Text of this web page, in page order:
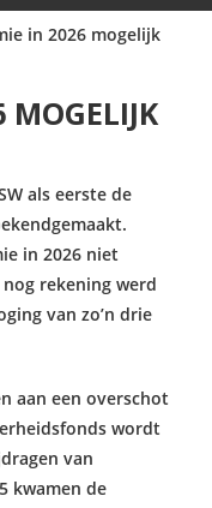
in 2026 mogelijk
MOGELIJK
als eerste de
in 2026 niet
rekening werd
van zo’n drie
aan een overschot
wordt
van
kwamen de